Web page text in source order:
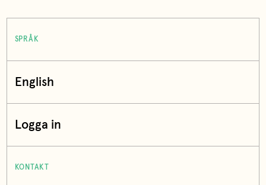
SPRÅK
English
Logga in
KONTAKT